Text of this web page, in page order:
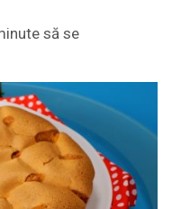
să se